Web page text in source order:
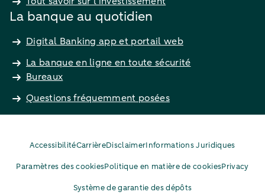
La banque au quotidien
Digital Banking app et portail web
La banque en ligne en toute sécurité
Bureaux
Questions fréquemment posées
AccessibilitéCarrièreDisclaimerInformations Juridiques
Paramètres des cookiesPolitique en matière de cookiesPrivacy
Système de garantie des dépôts